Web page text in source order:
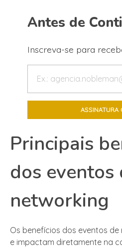
Antes de
Inscreva-se para
Principais
dos eventos
networking
Os benefícios dos eventos
e impactam diretamente na